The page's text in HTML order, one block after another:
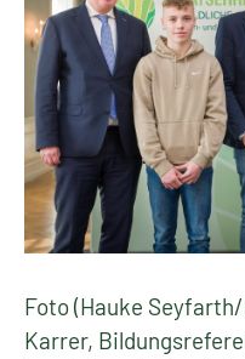
Foto (Hauke
Karrer,